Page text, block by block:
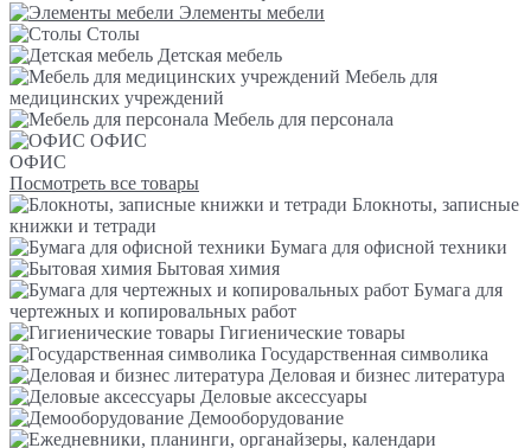
Элементы мебели
Столы
Детская мебель
Мебель для
медицинских учреждений
Мебель для персонала
ОФИС
ОФИС
Посмотреть все товары
Блокноты, записные
книжки и тетради
Бумага для офисной техники
Бытовая химия
Бумага для
чертежных и копировальных работ
Гигиенические товары
Государственная символика
Деловая и бизнес литература
Деловые аксессуары
Демооборудование